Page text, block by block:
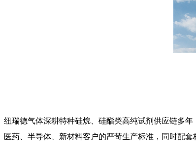
纽瑞德气体深耕特种硅烷、硅酯类高纯试剂供应链多
医药、半导体、新材料客户的严苛生产标准，同时配